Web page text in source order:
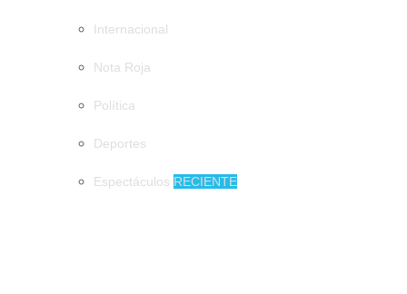
Internacional
Nota Roja
Política
Deportes
Espectáculos RECIENTE